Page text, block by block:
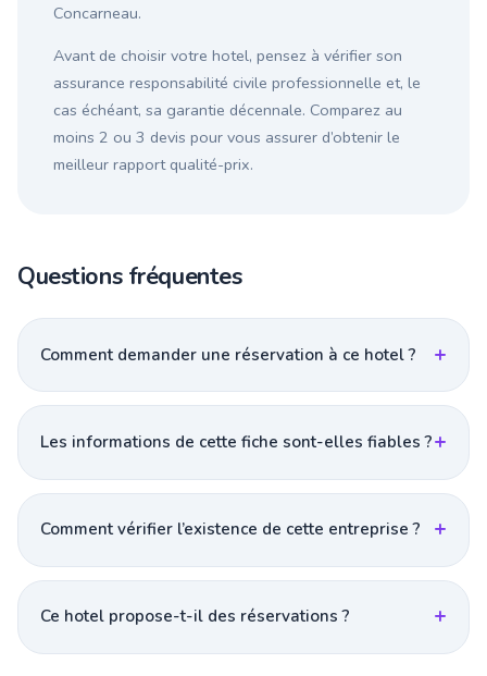
Concarneau.
Avant de choisir votre hotel, pensez à vérifier son
assurance responsabilité civile professionnelle et, le
cas échéant, sa garantie décennale. Comparez au
moins 2 ou 3 devis pour vous assurer d’obtenir le
meilleur rapport qualité-prix.
Questions fréquentes
Comment demander une réservation à ce hotel ?
Les informations de cette fiche sont-elles fiables ?
Comment vérifier l’existence de cette entreprise ?
Ce hotel propose-t-il des réservations ?